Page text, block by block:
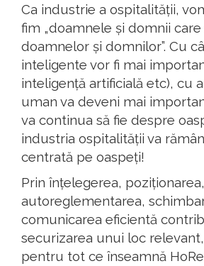
Ca industrie a ospitalității,
fim „doamnele și domnii
doamnelor și domnilor”. Cu
inteligente vor fi mai
inteligență artificială etc), cu
uman va deveni mai
va continua să fie despre
industria ospitalității va
centrată pe oaspeți!
Prin înțelegerea, poziționarea,
autoreglementarea,
comunicarea eficientă
securizarea unui loc
pentru tot ce înseamnă